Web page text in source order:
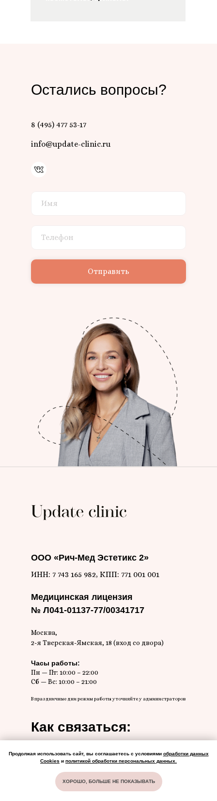
СТОИМОСТЬ АКЦИИ ОБРАТНЫЙ ЗВОНОК
Продолжая использовать сайт, вы соглашаетесь с условиями обработки данных
Cookies и политикой обработки персональных данных
ХОРОШО, БОЛЬШЕ НЕ ПОКАЗЫВАТЬ
Остались вопросы?
8 (495) 477 53-17
info@update-clinic.ru
Отправить
ООО «Рич-Мед Эстетикс 2»
ИНН: 7 743 165 982, КПП: 771 001 001
Медицинская лицензия
№ Л041-01137-77/00341717
Москва,
2-я Тверская-Ямская, 18 (вход со двора)
8 (499) 286-89-64
Мы в соц. сетях:
Как связаться:
Часы работы:
Пн — Пт: 10:00 – 22:00
Сб — Вс: 10:00 – 21:00
В праздничные дни режим работы уточняйте у администраторов